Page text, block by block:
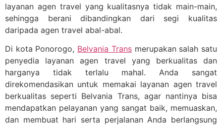
layanan agen travel yang kualitasnya tidak main-main,
sehingga berani dibandingkan dari segi kualitas
daripada agen travel abal-abal.
Di kota Ponorogo, Belvania Transmerupakan salah satu
penyedia layanan agen travel yang berkualitas dan
harganya tidak terlalu mahal. Anda sangat
direkomendasikan untuk memakai layanan agen travel
berkualitas seperti Belvania Trans, agar nantinya bisa
mendapatkan pelayanan yang sangat baik, memuaskan,
dan membuat hari serta perjalanan Anda berlangsung